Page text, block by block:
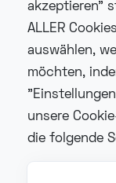
akzeptieren"
ALLER
auswählen,
möchten,
unsere
die folgende